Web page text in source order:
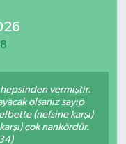
vermiştir.
olsanız sayıp
(nefsine karşı)
çok nankördür.